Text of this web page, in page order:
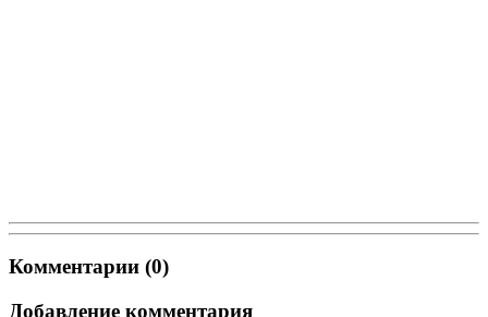
Комментарии (0)
Добавление комментария